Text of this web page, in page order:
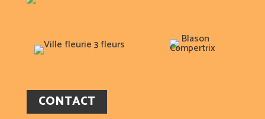
CONTACT